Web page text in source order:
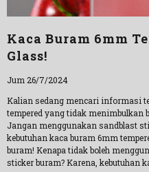
Kaca Buram 6mm
Glass!
Jum 26/7/2024
Kalian sedang mencari informasi
tempered yang tidak menimbulkan
Jangan menggunakan sandblast
kebutuhan kaca buram 6mm
buram! Kenapa tidak boleh
sticker buram? Karena, kebutuhan